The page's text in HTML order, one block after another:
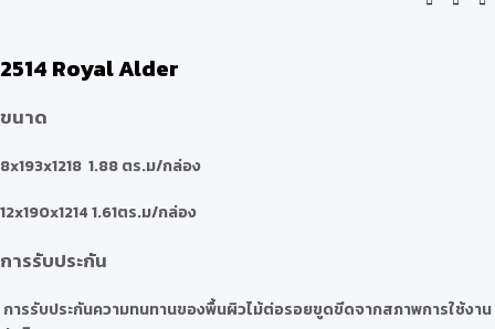
2514 Royal Alder
ขนาด
8x193x1218 1.88 ตร.ม/กล่อง
12x190x1214 1.61ตร.ม/กล่อง
การรับประกัน
การรับประกันความทนทานของพื้นผิวไม้ต่อรอยขูดขีดจากสภาพการใช้งาน